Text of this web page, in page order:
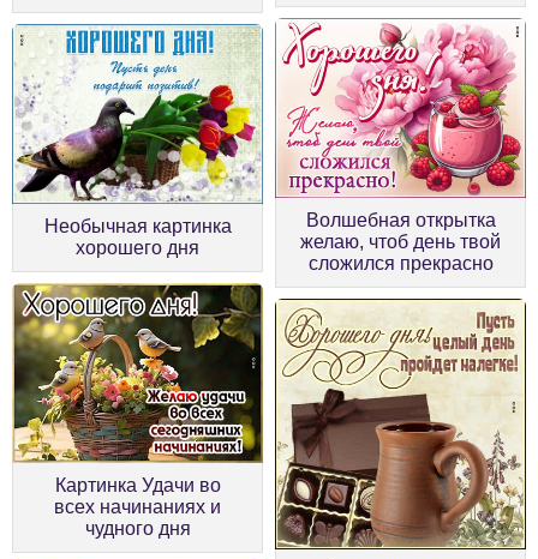
Необычная картинка
хорошего дня
Волшебная открытка
желаю, чтоб день твой
сложился прекрасно
Картинка Удачи во
всех начинаниях и
чудного дня